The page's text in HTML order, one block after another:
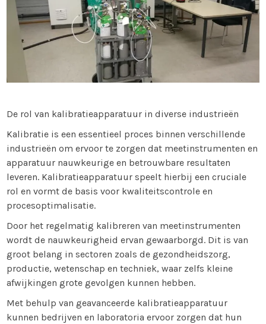
De rol van kalibratieapparatuur in diverse industrieën
Kalibratie is een essentieel proces binnen verschillende
industrieën om ervoor te zorgen dat meetinstrumenten en
apparatuur nauwkeurige en betrouwbare resultaten
leveren. Kalibratieapparatuur speelt hierbij een cruciale
rol en vormt de basis voor kwaliteitscontrole en
procesoptimalisatie.
Door het regelmatig kalibreren van meetinstrumenten
wordt de nauwkeurigheid ervan gewaarborgd. Dit is van
groot belang in sectoren zoals de gezondheidszorg,
productie, wetenschap en techniek, waar zelfs kleine
afwijkingen grote gevolgen kunnen hebben.
Met behulp van geavanceerde kalibratieapparatuur
kunnen bedrijven en laboratoria ervoor zorgen dat hun